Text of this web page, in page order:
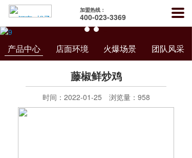
加盟热线：
400-023-3369
产品中心 店面环境 火爆场景 团队风采
藤椒鲜炒鸡
时间：2022-01-25 浏览量：958